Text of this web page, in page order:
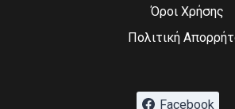
Όροι Χρήσης
Πολιτική
Facebook